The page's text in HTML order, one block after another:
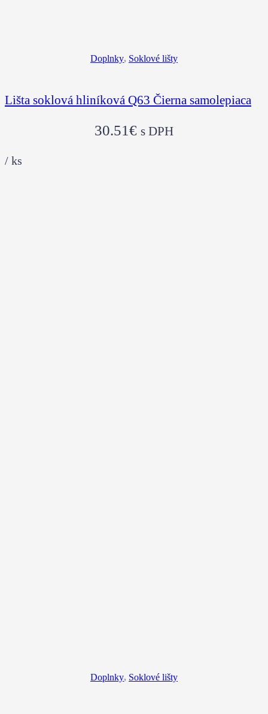
Doplnky, Soklové lišty
Lišta soklová hliníková Q63 Čierna samolepiaca
30.51€ s DPH
/ ks
Doplnky, Soklové lišty